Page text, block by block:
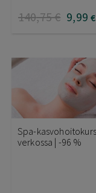
140,75€ 9,99 €
Spa-
verkossa | -96 %